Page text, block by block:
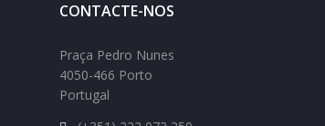
CONTACTE-NOS
Praça Pedro Nunes
4050-466 Porto
Portugal